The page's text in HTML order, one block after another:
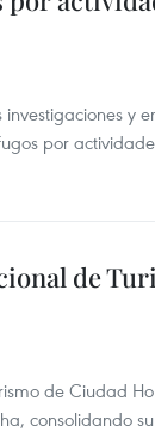
y
por
de
de Ciudad
consolidando